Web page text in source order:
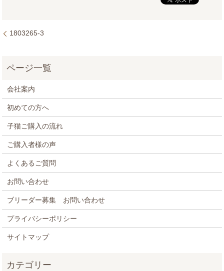
1803265-3
会社案内
初めての方へ
子猫ご購入の流れ
ご購入者様の声
よくあるご質問
お問い合わせ
ブリーダー募集 お問い合わせ
プライバシーポリシー
サイトマップ